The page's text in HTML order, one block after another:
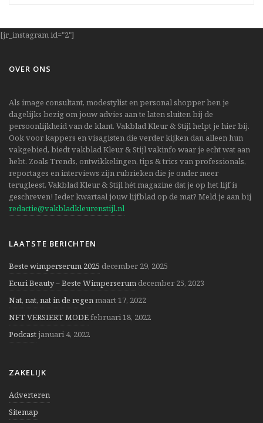
[jr_instagram id="2"]
OVER ONS
Als image consultant, modestylist en personal shopper ben je
dagelijks bezig om jouw advies aan te laten sluiten bij de
persoonlijkheid van de klant. Vakblad Kleur & Stijl helpt je hier bij.
Ook voor kappers en visagisten die verder kijken dan alleen hun
vakgebied, biedt vakblad Kleur & Stijl vakinfo waar je echt wat aan
hebt. Zoals Trends, ontwikkelingen, tips & trics van professionals,
reportages en interviews zijn rubrieken die je onder meer
terugleest. Vakblad Kleur & Stijl hét magazine dat je op het lijf is
geschreven! Ieder kwartaal jouw lijfblad op de mat? Meld je aan bij
redactie@vakbladkleurenstijl.nl
LAATSTE BERICHTEN
Beste wimperserum 2025 december 29, 2025
Ecuri Beauty – Beste Wimperserum december 25, 2023
Nat, nat, nat in de regen maart 17, 2022
NFT VERSIERT MODEfebruari 18, 2022
Podcastjanuari 4, 2022
ZAKELIJK
Adverteren
Sitemap